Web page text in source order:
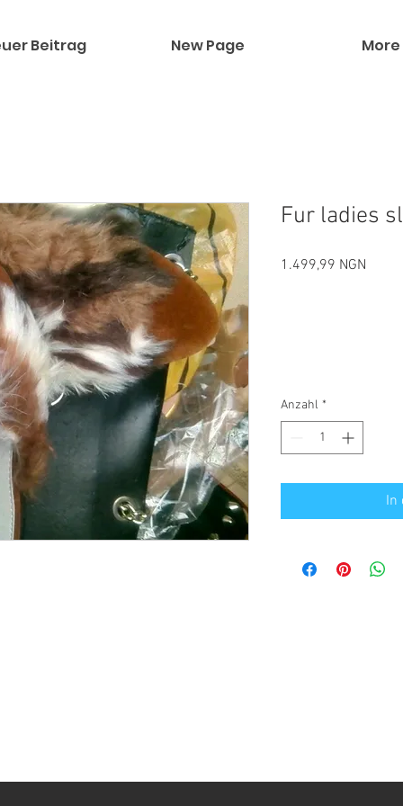
Beitrag New Page More
Fur ladies
1.499,99 NGN
Anzahl *
In